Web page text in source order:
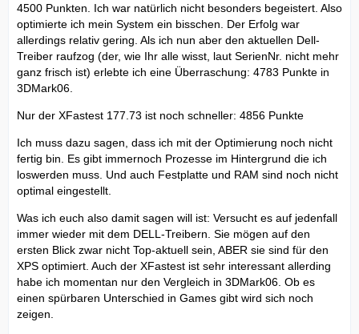
4500 Punkten. Ich war natürlich nicht besonders begeistert. Also
optimierte ich mein System ein bisschen. Der Erfolg war
allerdings relativ gering. Als ich nun aber den aktuellen Dell-
Treiber raufzog (der, wie Ihr alle wisst, laut SerienNr. nicht mehr
ganz frisch ist) erlebte ich eine Überraschung: 4783 Punkte in
3DMark06.
Nur der XFastest 177.73 ist noch schneller: 4856 Punkte
Ich muss dazu sagen, dass ich mit der Optimierung noch nicht
fertig bin. Es gibt immernoch Prozesse im Hintergrund die ich
loswerden muss. Und auch Festplatte und RAM sind noch nicht
optimal eingestellt.
Was ich euch also damit sagen will ist: Versucht es auf jedenfall
immer wieder mit dem DELL-Treibern. Sie mögen auf den
ersten Blick zwar nicht Top-aktuell sein, ABER sie sind für den
XPS optimiert. Auch der XFastest ist sehr interessant allerding
habe ich momentan nur den Vergleich in 3DMark06. Ob es
einen spürbaren Unterschied in Games gibt wird sich noch
zeigen.